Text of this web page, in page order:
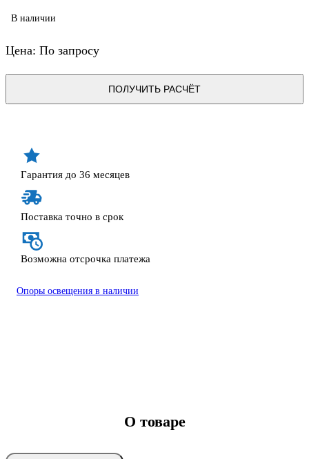
В наличии
Цена: По запросу
ПОЛУЧИТЬ РАСЧЁТ
Гарантия до 36 месяцев
Поставка точно в срок
Возможна отсрочка платежа
Опоры освещения в наличии
О товаре